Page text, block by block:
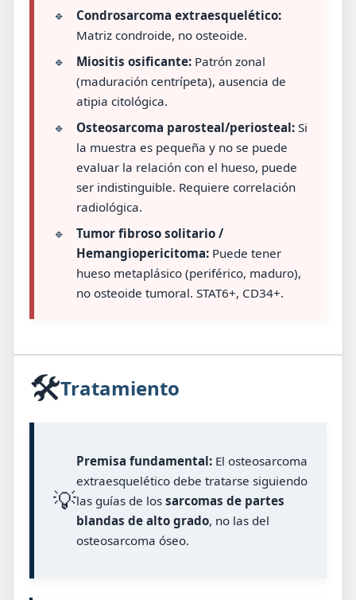
🔹
Condrosarcoma extraesquelético:
Matriz condroide, no osteoide.
🔹
Miositis osificante:Patrón zonal
(maduración centrípeta), ausencia de
atipia citológica.
🔹
Osteosarcoma parosteal/periosteal:Si
la muestra es pequeña y no se puede
evaluar la relación con el hueso, puede
ser indistinguible. Requiere correlación
radiológica.
🔹
Tumor fibroso solitario /
Hemangiopericitoma:Puede tener
hueso metaplásico (periférico, maduro),
no osteoide tumoral. STAT6+, CD34+.
🛠️Tratamiento
💡
Premisa fundamental: El osteosarcoma
extraesquelético debe tratarse siguiendo
las guías de los sarcomas de partes
blandas de alto grado, no las del
osteosarcoma óseo.